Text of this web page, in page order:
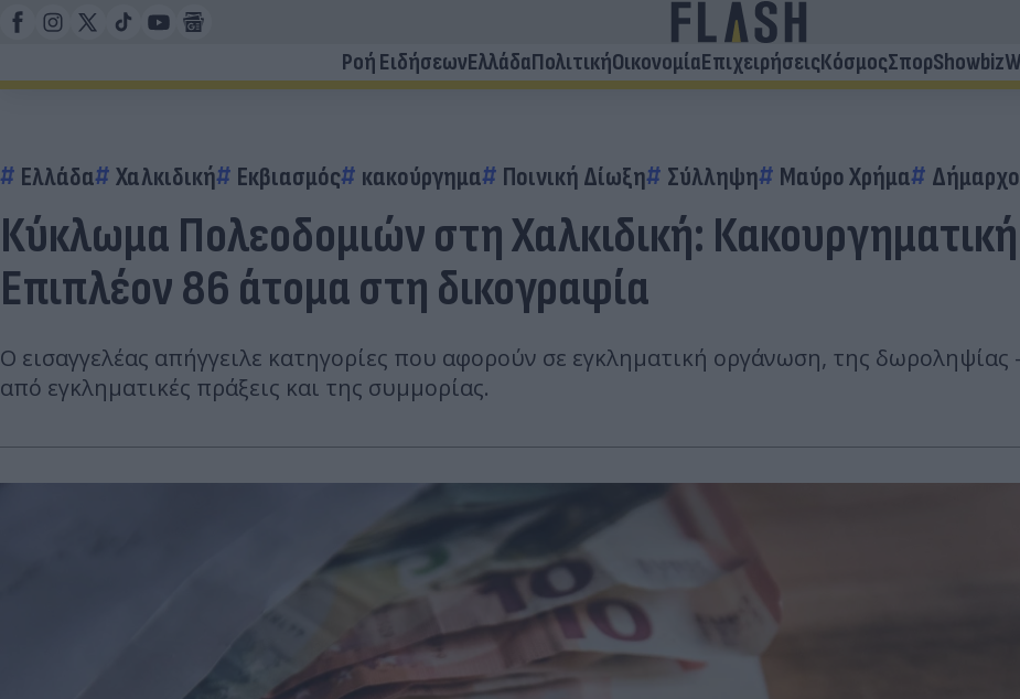
Ροή ΕιδήσεωνΕλλάδαΠολιτικήΟικονομίαΕπιχειρήσειςΚόσμοςΣπορShowbiz
Ελλάδα Χαλκιδική Εκβιασμός κακούργημα Ποινική Δίωξη Σύλληψη Μαύρο Χρήμα
Κύκλωμα Πολεοδομιών στη Χαλκιδική:
Επιπλέον 86 άτομα στη δικογραφία
Ο εισαγγελέας απήγγειλε κατηγορίες που αφορούν σε εγκληματική οργάνωση, της
από εγκληματικές πράξεις και της συμμορίας.